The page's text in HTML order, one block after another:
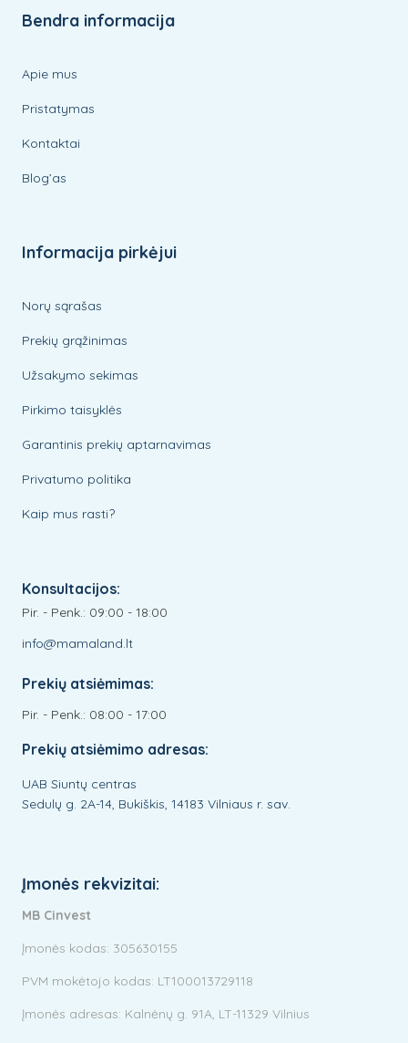
Bendra informacija
Apie mus
Pristatymas
Kontaktai
Blog’as
Informacija pirkėjui
Norų sąrašas
Prekių grąžinimas
Užsakymo sekimas
Pirkimo taisyklės
Garantinis prekių aptarnavimas
Privatumo politika
Kaip mus rasti?
Konsultacijos:
Pir. - Penk.: 09:00 - 18:00
info@mamaland.lt
Prekių atsiėmimas:
Pir. - Penk.: 08:00 - 17:00
Prekių atsiėmimo adresas:
UAB Siuntų centras
Sedulų g. 2A-14, Bukiškis, 14183 Vilniaus r. sav.
Įmonės rekvizitai:
MB Cinvest
Įmonės kodas: 305630155
PVM mokėtojo kodas: LT100013729118
Įmonės adresas: Kalnėnų g. 91A, LT-11329 Vilnius